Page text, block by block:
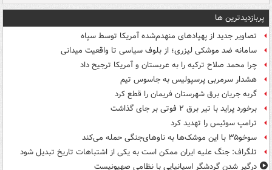
پربازدیدترین ها
تصاویر جدید از پهپادهای منهدم‌شده آمریکا توسط سپاه
سامانه ضد موشکی لیزری؛ از بلوف سیاسی تا واقعیت میدانی
چرا محمد صلاح ترکیه را به عربستان و آمریکا ترجیح داد
هشدار سرمربی پرسپولیس به جاسوس تیم
گربه جریان برق شهرستان فریمان را قطع کرد
برخورد پراید با تیر برق ۲ فوتی بر جای گذاشت
ترامپ سوئیس را تهدید کرد
سوخو۳۵ با این موشک‌ها به ناوهای‌جنگی حمله می‌کند
تلگراف: جنگ علیه ایران ممکن است به یکی از اشتباهات تاریخ تبدیل شود
درگیر شدن گردشگر اسپانیایی با نظامی صهیونیست